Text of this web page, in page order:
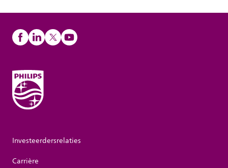
Investeerdersrelaties
Carrière